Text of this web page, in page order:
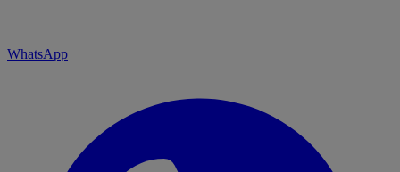
WhatsApp